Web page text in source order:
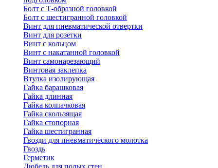
Болт с Т-образной головкой
Болт с шестигранной головкой
Винт для пневматической отвертки
Винт для розетки
Винт с кольцом
Винт с накатанной головкой
Винт самонарезающий
Винтовая заклепка
Втулка изолирующая
Гайка барашковая
Гайка длинная
Гайка колпачковая
Гайка скользящая
Гайка стопорная
Гайка шестигранная
Гвозди для пневматического молотка
Гвоздь
Герметик
Дюбель для полых стен